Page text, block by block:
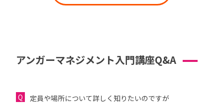
アンガーマネジメント入門講座Q&A
定員や場所について詳しく知りたいのですが